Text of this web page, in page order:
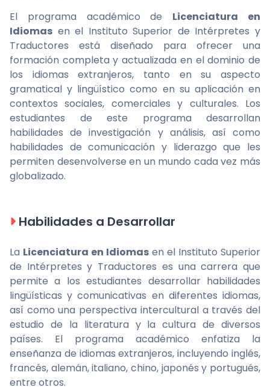
El programa académico de Licenciatura en
Idiomas en el Instituto Superior de Intérpretes y
Traductores está diseñado para ofrecer una
formación completa y actualizada en el dominio de
los idiomas extranjeros, tanto en su aspecto
gramatical y lingüístico como en su aplicación en
contextos sociales, comerciales y culturales. Los
estudiantes de este programa desarrollan
habilidades de investigación y análisis, así como
habilidades de comunicación y liderazgo que les
permiten desenvolverse en un mundo cada vez más
globalizado.
Habilidades a Desarrollar
La Licenciatura en Idiomas en el Instituto Superior
de Intérpretes y Traductores es una carrera que
permite a los estudiantes desarrollar habilidades
lingüísticas y comunicativas en diferentes idiomas,
así como una perspectiva intercultural a través del
estudio de la literatura y la cultura de diversos
países. El programa académico enfatiza la
enseñanza de idiomas extranjeros, incluyendo inglés,
francés, alemán, italiano, chino, japonés y portugués,
entre otros.